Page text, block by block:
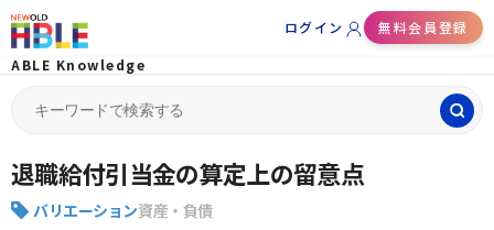
ログイン
無料会員登録
ABLE Knowledge
for:
退職給付引当金の算定上の留意点
バリエーション資産・負債